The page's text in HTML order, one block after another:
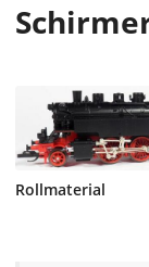
Rollmaterial